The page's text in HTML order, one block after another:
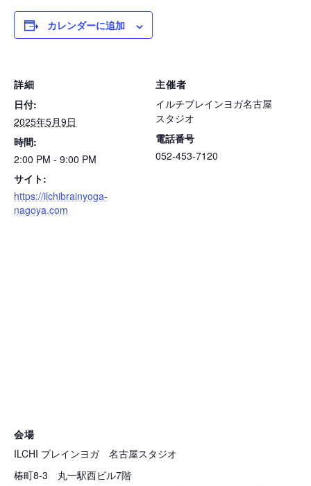
カレンダーに追加
詳細
日付:
2025年5月9日
時間:
2:00 PM - 9:00 PM
サイト:
https://ilchibrainyoga-
nagoya.com
主催者
イルチブレインヨガ名古屋
スタジオ
電話番号
052-453-7120
会場
ILCHI ブレインヨガ 名古屋スタジオ
椿町8-3 丸一駅西ビル7階